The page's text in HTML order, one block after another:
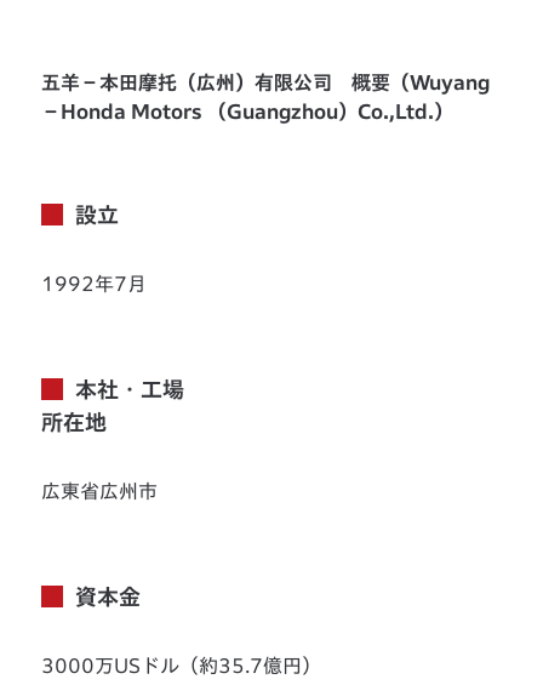
五羊－本田摩托（広州）有限公司 概要（Wuyang
－Honda Motors （Guangzhou）Co.,Ltd.）
設立
1992年7月
本社・工場
所在地
広東省広州市
資本金
3000万USドル（約35.7億円）